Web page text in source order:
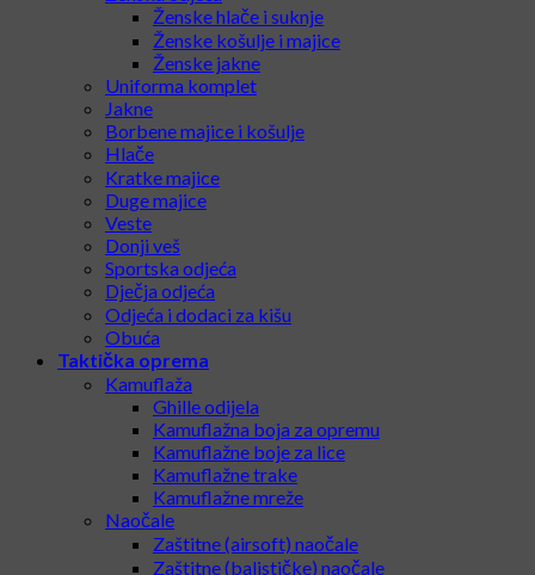
Ženske hlače i suknje
Ženske košulje i majice
Ženske jakne
Uniforma komplet
Jakne
Borbene majice i košulje
Hlače
Kratke majice
Duge majice
Veste
Donji veš
Sportska odjeća
Dječja odjeća
Odjeća i dodaci za kišu
Obuća
Taktička oprema
Kamuflaža
Ghille odijela
Kamuflažna boja za opremu
Kamuflažne boje za lice
Kamuflažne trake
Kamuflažne mreže
Naočale
Zaštitne (airsoft) naočale
Zaštitne (balističke) naočale